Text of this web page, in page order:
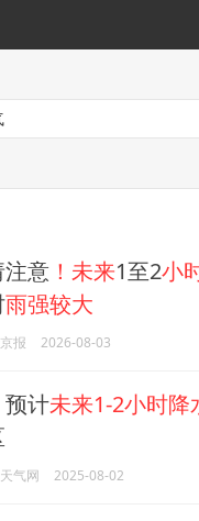
意 ！未来1至2小
雨强较大
报 2026-08-03
计未来1-2小时降
气网 2025-08-02